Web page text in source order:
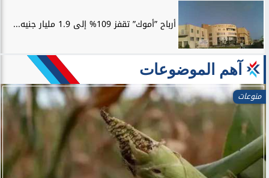
أرباح ”أموك” تقفز 109% إلى 1.9 مليار جنيه...
آهم الموضوعات
منوعات